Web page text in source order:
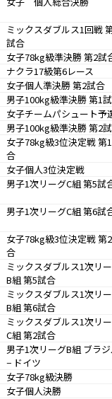
ミックスダブルス1回戦
試合
女子78kg級準決勝 第2試
ナクラ17級第6レース
女子個人準決勝 第2試合
男子100kg級準決勝 第1
女子チームパシュート予
男子100kg級準決勝 第2
女子78kg級3位決定戦 第
合
女子個人3位決定戦
男子1次リーグC組 第5試
男子1次リーグC組 第6試
女子78kg級3位決定戦 第
合
ミックスダブルス1次リ
B組 第5試合
ミックスダブルス1次リ
B組 第6試合
ミックスダブルス1次リ
C組 第2試合
男子1次リーグB組 ブラ
− ドイツ
女子78kg級決勝
女子個人決勝